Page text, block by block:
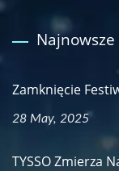
Zamknięcie
28 May, 2025
TYSSO Zmierza